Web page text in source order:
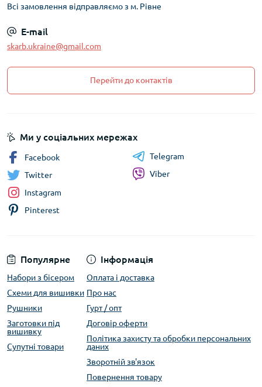
Всі замовлення відправляємо з м. Рівне
E-mail
skarb.ukraine@gmail.com
Перейти до контактів
Популярне
Набори з бісером
Схеми для вишивки
Рушники
Заготовки під
вишивку
Супутні товари
Інформація
Оплата і доставка
Про нас
Гурт / опт
Договір оферти
Політика захисту та обробки персональних
даних
Зворотній зв'язок
Повернення товару
Ми у соціальних мережах
Facebook
Twitter
Instagram
Pinterest
Telegram
Viber